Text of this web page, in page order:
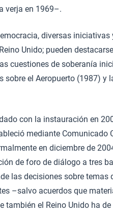
verja en 1969–.
diversas
Unido; pueden
cuestiones de soberanía
sobre el Aeropuerto (1987) y
con la instauración en
mediante Comunicado
en diciembre de
de foro de diálogo a tres
las decisiones sobre
–salvo acuerdos que
también el Reino Unido ha